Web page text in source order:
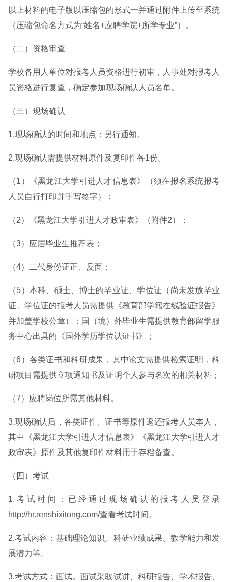
以上材料的电子版以压缩包的形式一并通过附件上传至系统
（压缩包命名方式为“姓名+应聘学院+所学专业”）。
（二）资格审查
学校各用人单位对报考人员资格进行初审，人事处对报考人
员资格进行复查，确定参加现场确认人员名单。
（三）现场确认
1.现场确认的时间和地点：另行通知。
2.现场确认需提供材料原件及复印件各1份。
（1）《黑龙江大学引进人才信息表》（须在报名系统报考
人员自行打印并手写签字）；
（2）《黑龙江大学引进人才政审表》（附件2）；
（3）应届毕业生推荐表；
（4）二代身份证正、反面；
（5）本科、硕士、博士的毕业证、学位证（尚未发放毕业
证、学位证的报考人员需提供《教育部学籍在线验证报告》
并加盖学校公章）；国（境）外毕业生需提供教育部留学服
务中心出具的《国外学历学位认证书》；
（6）各类证书和科研成果，其中论文需提供检索证明，科
研项目需提供立项通知书及证明个人参与名次的相关材料；
（7）应聘岗位所需其他材料。
3.现场确认后，各类证件、证书等原件返还报考人员本人，
其中《黑龙江大学引进人才信息表》《黑龙江大学引进人才
政审表》原件及其他复印件材料用于存档备查。
（四）考试
1.考试时间：已经通过现场确认的报考人员登录
http://hr.renshixitong.com/查看考试时间。
2.考试内容：基础理论知识、科研业绩成果、教学能力和发
展潜力等。
3.考试方式：面试。面试采取试讲、科研报告、学术报告、